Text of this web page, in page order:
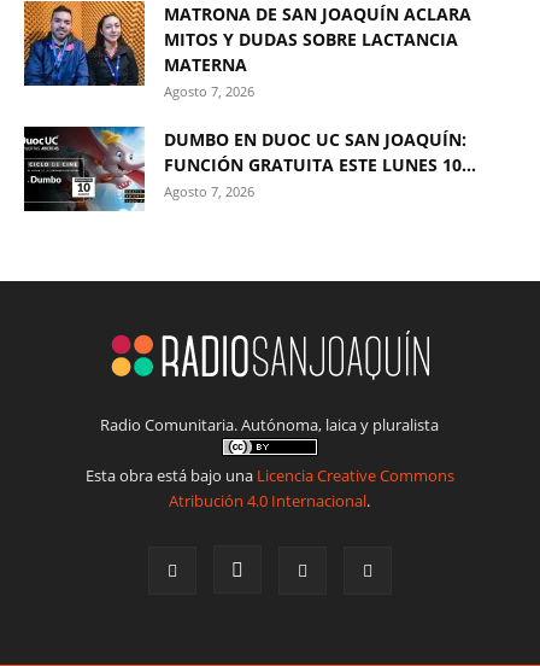
MATRONA DE SAN JOAQUÍN ACLARA
MITOS Y DUDAS SOBRE LACTANCIA
MATERNA
Agosto 7, 2026
DUMBO EN DUOC UC SAN JOAQUÍN:
FUNCIÓN GRATUITA ESTE LUNES 10...
Agosto 7, 2026
Radio Comunitaria. Autónoma, laica y pluralista
Esta obra está bajo una Licencia Creative Commons
Atribución 4.0 Internacional.